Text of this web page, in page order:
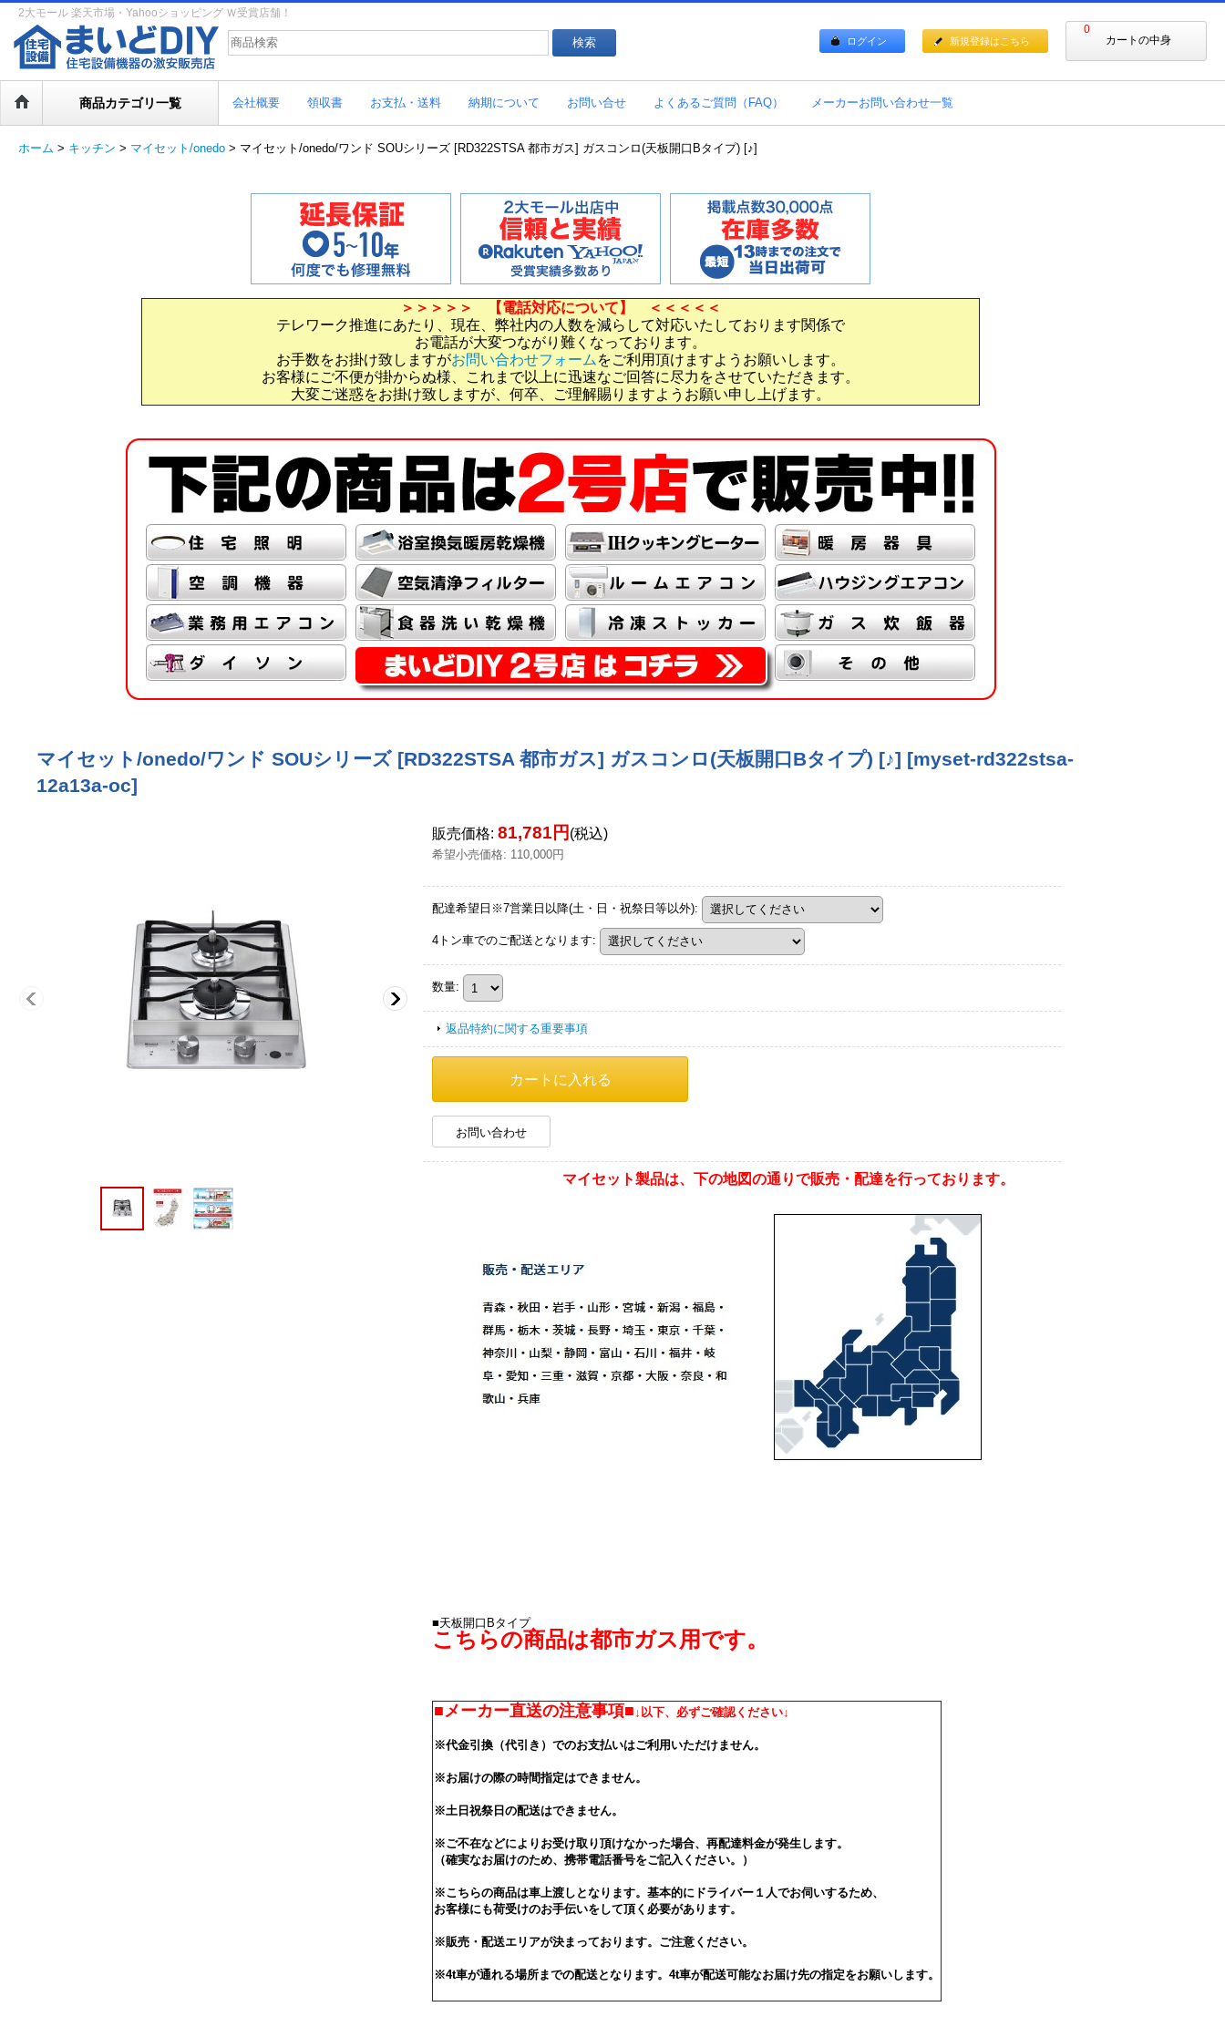
2大モール 楽天市場・Yahooショッピング Ｗ受賞店舗！
0
カートの中身
ログイン 新規登録はこちら
商品カテゴリ一覧 会社概要 領収書 お支払・送料 納期について お問い合せ よくあるご質問（FAQ） メーカーお問い合わせ一覧
ホーム > キッチン > マイセット/onedo > マイセット/onedo/ワンド SOUシリーズ [RD322STSA 都市ガス] ガスコンロ(天板開口Bタイプ) [♪]
＞＞＞＞＞ 【電話対応について】 ＜＜＜＜＜
テレワーク推進にあたり、現在、弊社内の人数を減らして対応いたしております関係で
お電話が大変つながり難くなっております。
お手数をお掛け致しますがお問い合わせフォーム をご利用頂けますようお願いします。
お客様にご不便が掛からぬ様、これまで以上に迅速なご回答に尽力をさせていただきます。
大変ご迷惑をお掛け致しますが、何卒、ご理解賜りますようお願い申し上げます。
マイセット/onedo/ワンド SOUシリーズ [RD322STSA 都市ガス] ガスコンロ(天板開口Bタイプ) [♪] [myset-rd322stsa-
12a13a-oc]
販売価格: 81,781円 (税込)
希望小売価格: 110,000円
配達希望日※7営業日以降(土・日・祝祭日等以外):
4トン車でのご配送となります:
数量:
返品特約に関する重要事項
お問い合わせ
マイセット製品は、下の地図の通りで販売・配達を行っております。
■天板開口Bタイプ
こちらの商品は都市ガス用です。
■メーカー直送の注意事項■↓以下、必ずご確認ください↓
※代金引換（代引き）でのお支払いはご利用いただけません。
※お届けの際の時間指定はできません。
※土日祝祭日の配送はできません。
※ご不在などによりお受け取り頂けなかった場合、再配達料金が発生します。
（確実なお届けのため、携帯電話番号をご記入ください。）
※こちらの商品は車上渡しとなります。基本的にドライバー１人でお伺いするため、
お客様にも荷受けのお手伝いをして頂く必要があります。
※販売・配送エリアが決まっております。ご注意ください。
※4t車が通れる場所までの配送となります。4t車が配送可能なお届け先の指定をお願いします。